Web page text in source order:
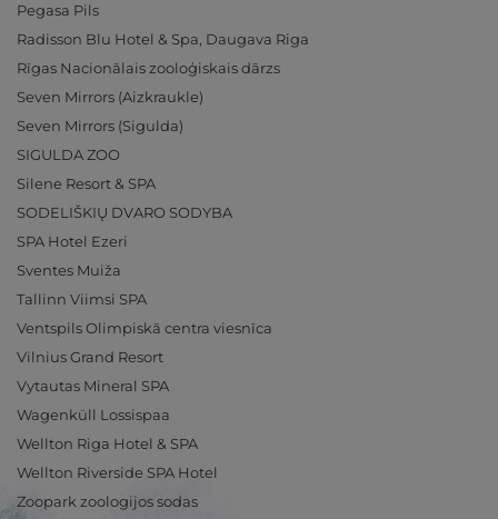
Pegasa Pils
Radisson Blu Hotel & Spa, Daugava Riga
Rīgas Nacionālais zooloģiskais dārzs
Seven Mirrors (Aizkraukle)
Seven Mirrors (Sigulda)
SIGULDA ZOO
Silene Resort & SPA
SODELIŠKIŲ DVARO SODYBA
SPA Hotel Ezeri
Sventes Muiža
Tallinn Viimsi SPA
Ventspils Olimpiskā centra viesnīca
Vilnius Grand Resort
Vytautas Mineral SPA
Wagenküll Lossispaa
Wellton Riga Hotel & SPA
Wellton Riverside SPA Hotel
Zoopark zoologijos sodas